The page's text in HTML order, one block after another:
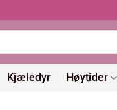
Kjæledyr Høytider